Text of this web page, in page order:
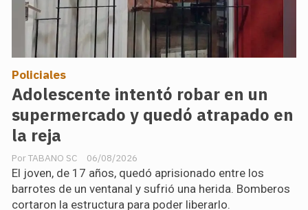
Adolescente intentó robar en un
supermercado y quedó atrapado en
la reja
TABANO SC
Policiales
06/08/2026
El joven, de 17 años, quedó aprisionado entre los
barrotes de un ventanal y sufrió una herida. Bomberos
cortaron la estructura para poder liberarlo.